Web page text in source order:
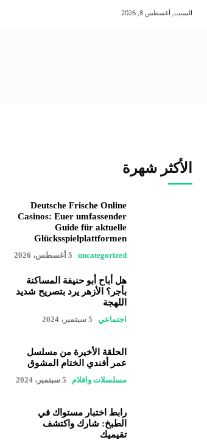
السبت, أغسطس 8, 2026
الأكثر شهرة
Deutsche Frische Online
Casinos: Euer umfassender
Guide für aktuelle
Glücksspielplattformen
uncategorized 5 أغسطس، 2026
هل أباح أبو حنيفة المساكنة
بأجر؟ الأزهر يرد بتصريح شديد
اللهجة
اجتماعي 5 سبتمبر، 2024
الحلقة الأخيرة من مسلسل
عمر أفندي الختام المشوق
مسلسلات وافلام 5 سبتمبر، 2024
رابط اختبار مستواك في
الطبخ: شارك واكتشف
تقيميك